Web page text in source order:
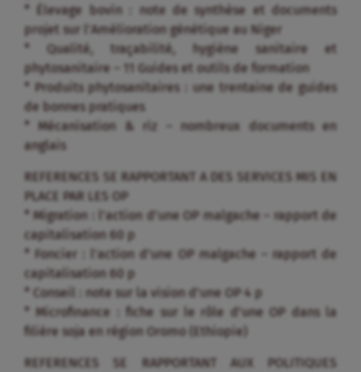
* Élevage bovin : note de synthèse et documents
projet sur l’Amélioration génétique au Niger
* Qualité, traçabilité, hygiène sanitaire et
phytosanitaire – 11 Guides et outils de formation
* Produits phytosanitaires : une trentaine de guides
de bonnes pratiques
* Mécanisation & riz – nombreux documents en
anglais
REFERENCES SE RAPPORTANT A DES SERVICES MIS EN
PLACE PAR LES OP
* Migration : l’action d’une OP malgache – rapport de
capitalisation 60 p
* Foncier : l’action d’une OP malgache – rapport de
capitalisation 60 p
* Conseil : note sur la vision d’une OP 4 p
* Microfinance : fiche sur le rôle d’une OP dans la
filière soja en région Oromo (Ethiopie)
REFERENCES SE RAPPORTANT AUX POLITIQUES